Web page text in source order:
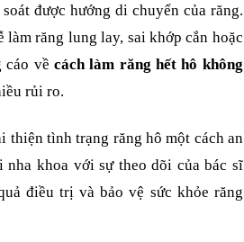
được hướng di chuyển của răng.
răng lung lay, sai khớp cắn hoặc
cáo về cách làm răng hết hô không
rủi ro.
thiện tình trạng răng hô một cách an
khoa với sự theo dõi của bác sĩ
điều trị và bảo vệ sức khỏe răng